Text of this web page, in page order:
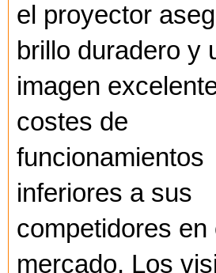
el proyector
brillo duradero y
imagen
costes de
funcionamientos
inferiores a sus
competidores en
mercado. Los